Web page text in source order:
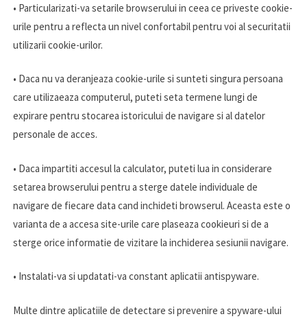
• Particularizati-va setarile browserului in ceea ce priveste cookie-
urile pentru a reflecta un nivel confortabil pentru voi al securitatii
utilizarii cookie-urilor.
• Daca nu va deranjeaza cookie-urile si sunteti singura persoana
care utilizaeaza computerul, puteti seta termene lungi de
expirare pentru stocarea istoricului de navigare si al datelor
personale de acces.
• Daca impartiti accesul la calculator, puteti lua in considerare
setarea browserului pentru a sterge datele individuale de
navigare de fiecare data cand inchideti browserul. Aceasta este o
varianta de a accesa site-urile care plaseaza cookieuri si de a
sterge orice informatie de vizitare la inchiderea sesiunii navigare.
• Instalati-va si updatati-va constant aplicatii antispyware.
Multe dintre aplicatiile de detectare si prevenire a spyware-ului